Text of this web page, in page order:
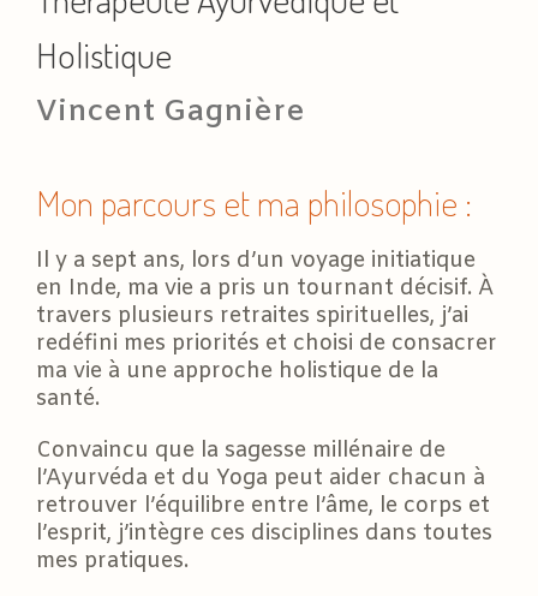
Holistique
Vincent Gagnière
Mon parcours et ma philosophie :
Il y a sept ans, lors d’un voyage initiatique
en Inde, ma vie a pris un tournant décisif. À
travers plusieurs retraites spirituelles, j’ai
redéfini mes priorités et choisi de consacrer
ma vie à une approche holistique de la
santé.
Convaincu que la sagesse millénaire de
l’Ayurvéda et du Yoga peut aider chacun à
retrouver l’équilibre entre l’âme, le corps et
l’esprit, j’intègre ces disciplines dans toutes
mes pratiques.